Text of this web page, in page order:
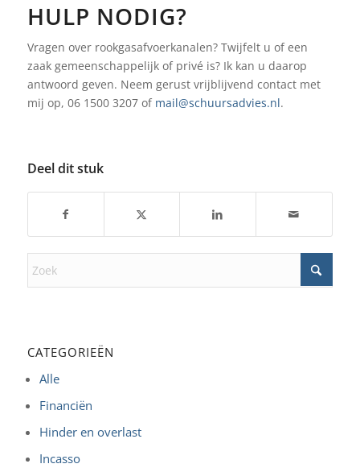
HULP NODIG?
Vragen over rookgasafvoerkanalen? Twijfelt u of een
zaak gemeenschappelijk of privé is? Ik kan u daarop
antwoord geven. Neem gerust vrijblijvend contact met
mij op, 06 1500 3207 of mail@schuursadvies.nl.
Deel dit stuk
CATEGORIEËN
Alle
Financiën
Hinder en overlast
Incasso